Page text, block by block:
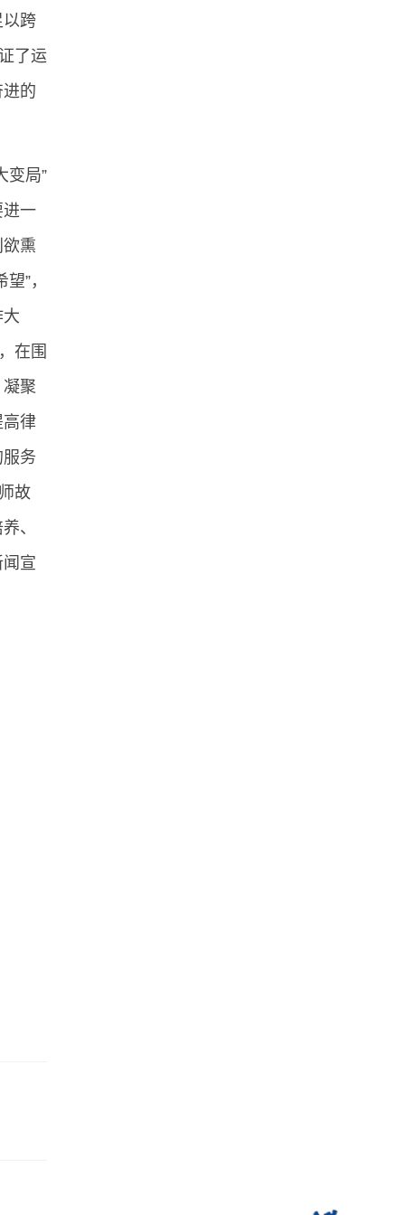
以跨
了运
的
变局”
进一
熏
”，
在围
凝聚
高律
务
故
、
宣